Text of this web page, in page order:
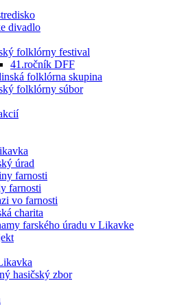
divadlo
folklórny festival
41.ročník DFF
folklórna skupina
folklórny súbor
úrad
farnosti
farnosti
vo farnosti
charita
farského úradu v Likavke
hasičský zbor